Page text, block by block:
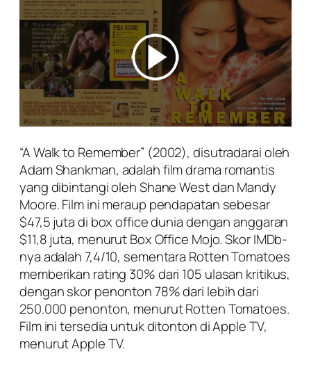
“A Walk to Remember” (2002), disutradarai oleh
Adam Shankman, adalah film drama romantis
yang dibintangi oleh Shane West dan Mandy
Moore. Film ini meraup pendapatan sebesar
$47,5 juta di box office dunia dengan anggaran
$11,8 juta, menurut Box Office Mojo. Skor IMDb-
nya adalah 7,4/10, sementara Rotten Tomatoes
memberikan rating 30% dari 105 ulasan kritikus,
dengan skor penonton 78% dari lebih dari
250.000 penonton, menurut Rotten Tomatoes.
Film ini tersedia untuk ditonton di Apple TV,
menurut Apple TV.